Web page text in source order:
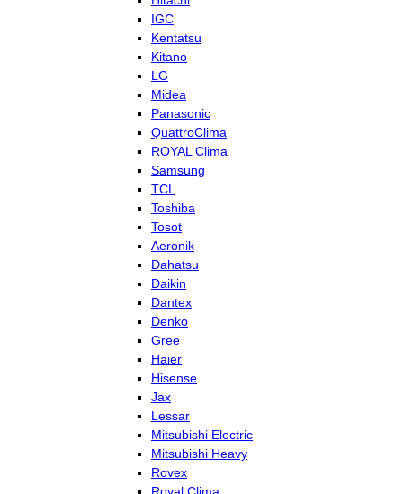
IGC
Kentatsu
Kitano
LG
Midea
Panasonic
QuattroClima
ROYAL Clima
Samsung
TCL
Toshiba
Tosot
Aeronik
Dahatsu
Daikin
Dantex
Denko
Gree
Haier
Hisense
Jax
Lessar
Mitsubishi Electric
Mitsubishi Heavy
Rovex